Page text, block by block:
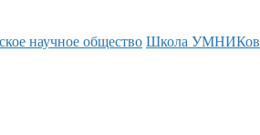
научное общество Школа УМНИКов